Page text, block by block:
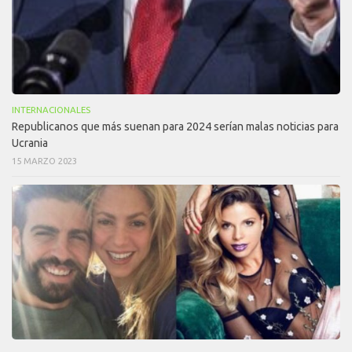
INTERNACIONALES
Republicanos que más suenan para 2024 serían malas noticias para
Ucrania
15 MARZO 2023